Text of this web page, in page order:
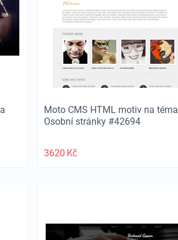
Moto CMS HTML motiv na téma
Osobní stránky #42694
3620 Kč